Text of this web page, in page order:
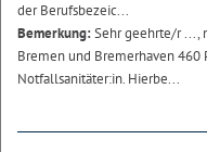
der Berufsbezeic...
Bemerkung:Sehr geehrte/r ...,
Bremen und Bremerhaven 460
Notfallsanitäter:in. Hierbe...